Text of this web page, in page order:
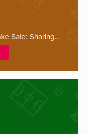
Sale: Sharing…